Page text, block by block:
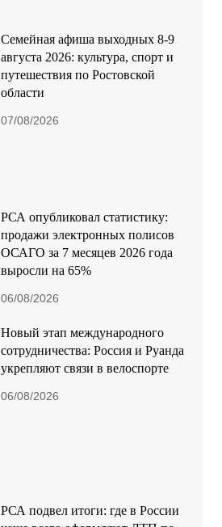
Семейная афиша выходных 8-9
августа 2026: культура, спорт и
путешествия по Ростовской
области
07/08/2026
РСА опубликовал статистику:
продажи электронных полисов
ОСАГО за 7 месяцев 2026 года
выросли на 65%
06/08/2026
Новый этап международного
сотрудничества: Россия и Руанда
укрепляют связи в велоспорте
06/08/2026
РСА подвел итоги: где в России